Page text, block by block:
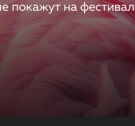
покажут на